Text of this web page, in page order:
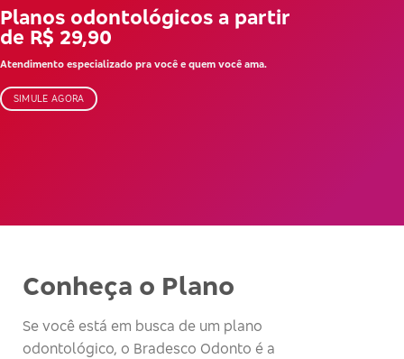
Planos odontológicos a partir
de R$ 29,90
Atendimento especializado pra você e quem você ama.
SIMULE AGORA
Conheça o Plano
Se você está em busca de um plano
odontológico, o Bradesco Odonto é a